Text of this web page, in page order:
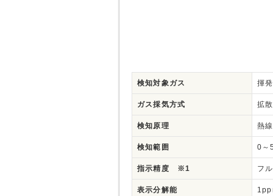
検知対象ガス 揮
ガス採気方式 拡
検知原理 熱
検知範囲 0～
指示精度 ※1 フ
表示分解能